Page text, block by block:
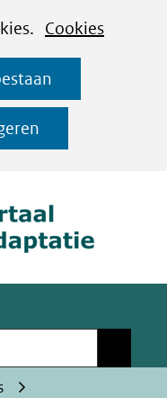
Cookies